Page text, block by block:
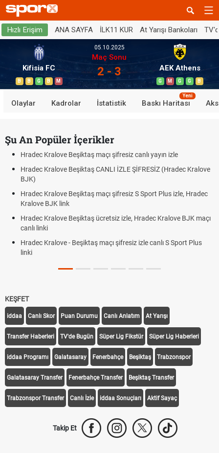
Hızlı Erişim ANA SAYFA İLK11 KUR At Yarışı Bankoları
Kifisia FC
B B G B M
05.10.2025
Maç Sonu
2 - 3 AEK Athens
G M G G B
Olaylar Kadrolar İstatistik Baskı Haritası
Yeni
Şu An Popüler İçerikler
Hradec Kralove Beşiktaş maçı şifresiz canlı yayın izle
Hradec Kralove Beşiktaş CANLI İZLE ŞİFRESİZ (Hradec Kralove
BJK)
Hradec Kralove Beşiktaş maçı şifresiz S Sport Plus izle, Hradec
Kralove BJK link
Hradec Kralove Beşiktaş ücretsiz izle, Hradec Kralove BJK maçı
canlı linki
Hradec Kralove - Beşiktaş maçı şifresiz izle canlı S Sport Plus
linki
KEŞFET
iddaa Canlı Skor Puan Durumu Canlı Anlatım At Yarışı
Transfer Haberleri TV'de Bugün Süper Lig Fikstür Süper Lig Haberleri
iddaa Programı Galatasaray Fenerbahçe Beşiktaş Trabzonspor
Galatasaray Transfer Fenerbahçe Transfer Beşiktaş Transfer
Trabzonspor Transfer Canlı İzle iddaa Sonuçları Aktif Sayaç
Takip Et